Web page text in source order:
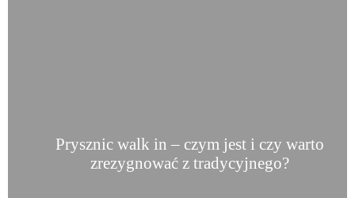
Prysznic walk in – czym jest i czy warto
zrezygnować z tradycyjnego?